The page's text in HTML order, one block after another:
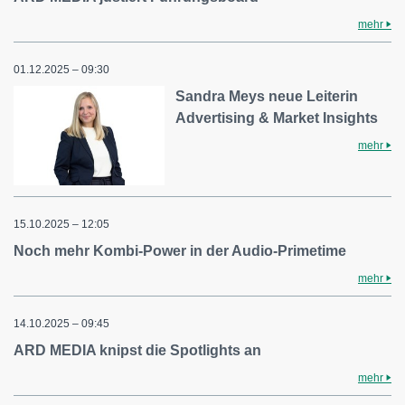
mehr
01.12.2025 – 09:30
Sandra Meys neue Leiterin
Advertising & Market Insights
mehr
15.10.2025 – 12:05
Noch mehr Kombi-Power in der Audio-Primetime
mehr
14.10.2025 – 09:45
ARD MEDIA knipst die Spotlights an
mehr